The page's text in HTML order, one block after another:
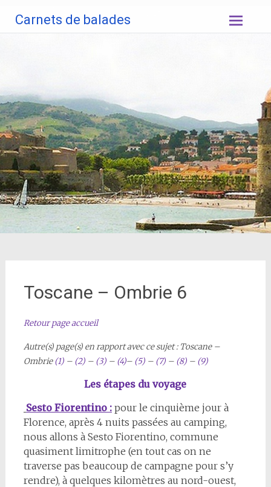
contenu
Carnets de balades
Toscane – Ombrie 6
Retour page accueil
Autre(s) page(s) en rapport avec ce sujet : Toscane –
Ombrie(1)– (2)– (3)– (4)– (5)– (7)– (8)– (9)
Les étapes du voyage
Sesto Fiorentino :pour le cinquième jour à
Florence, après 4 nuits passées au camping,
nous allons à Sesto Fiorentino, commune
quasiment limitrophe (en tout cas on ne
traverse pas beaucoup de campagne pour s’y
rendre), à quelques kilomètres au nord-ouest,